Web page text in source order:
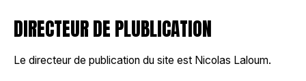
DIRECTEUR DE PLUBLICATION
Le directeur de publication du site est Nicolas Laloum.